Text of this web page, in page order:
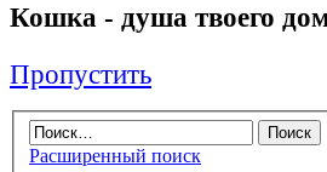
Кошка - душа твоего
Пропустить
Расширенный поиск